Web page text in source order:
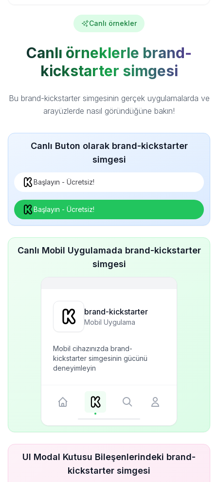
Canlı örnekler
Canlı örneklerle brand-
kickstarter simgesi
Bu brand-kickstarter simgesinin gerçek uygulamalarda ve
arayüzlerde nasıl göründüğüne bakın!
Canlı Buton olarak brand-kickstarter
simgesi
Başlayın - Ücretsiz!
Başlayın - Ücretsiz!
Canlı Mobil Uygulamada brand-kickstarter
simgesi
brand-kickstarter
Mobil Uygulama
Mobil cihazınızda brand-
kickstarter simgesinin gücünü
deneyimleyin
UI Modal Kutusu Bileşenlerindeki brand-
kickstarter simgesi